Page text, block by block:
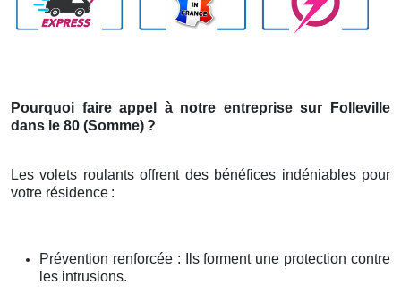
Pourquoi faire appel à notre entreprise sur Folleville
dans le 80 (Somme) ?
Les volets roulants offrent des bénéfices indéniables pour
votre résidence :
Prévention renforcée : Ils forment une protection contre
les intrusions.